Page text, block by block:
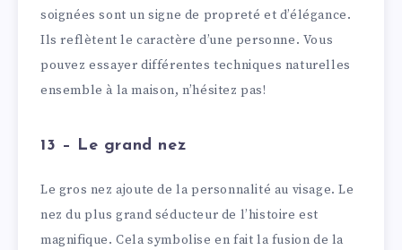
soignées sont un signe de propreté et d’élégance.
Ils reflètent le caractère d’une personne. Vous
pouvez essayer différentes techniques naturelles
ensemble à la maison, n’hésitez pas!
13 – Le grand nez
Le gros nez ajoute de la personnalité au visage. Le
nez du plus grand séducteur de l’histoire est
magnifique. Cela symbolise en fait la fusion de la